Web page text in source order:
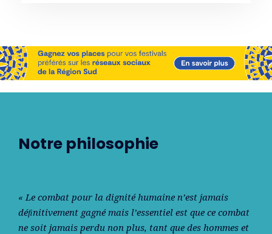
Notre philosophie
« Le combat pour la dignité humaine n’est jamais
déﬁnitivement gagné mais l’essentiel est que ce combat
ne soit jamais perdu non plus, tant que des hommes et